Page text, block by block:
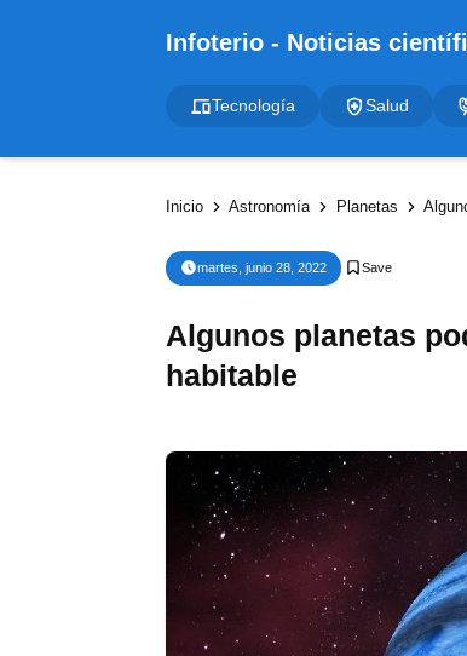
Tecnología Salud
Inicio Astronomía Planetas
martes, junio 28, 2022
Algunos planetas
habitable